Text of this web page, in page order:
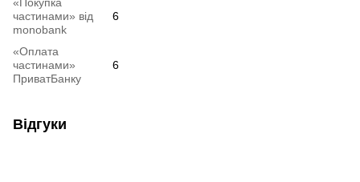
частинами» від
monobank
6
«Оплата
частинами»
ПриватБанку
6
Відгуки